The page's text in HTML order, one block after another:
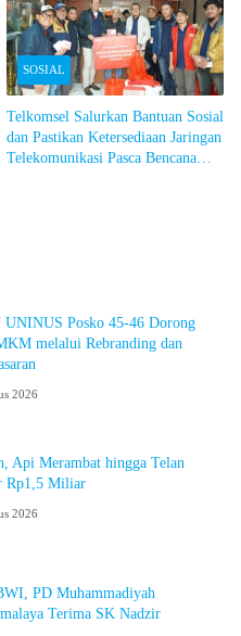
SOSIAL
Telkomsel Salurkan Bantuan Sosial
dan Pastikan Ketersediaan Jaringan
Telekomunikasi Pasca Bencana
UNINUS Posko 45-46 Dorong
melalui Rebranding dan
2026
Api Merambat hingga Telan
Rp1,5 Miliar
2026
PD Muhammadiyah
Terima SK Nadzir